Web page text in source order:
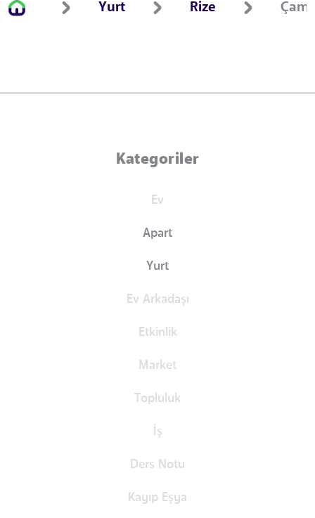
Yurt Rize
Kategoriler
Ev
Apart
Yurt
Ev Arkadaşı
Etkinlik
Market
Topluluk
İş
Ders Notu
Kayıp Eşya